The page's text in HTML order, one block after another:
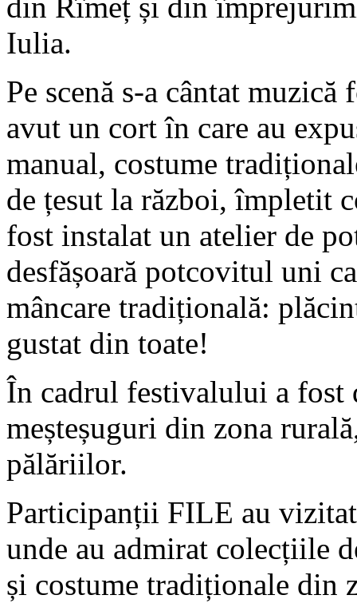
din Rîmeț și din
Iulia.
Pe scenă s-a cântat
avut un cort în care au
manual, costume
de țesut la război, împletit
fost instalat un atelier de
desfășoară potcovitul uni
mâncare tradițională:
gustat din toate!
În cadrul festivalului a fost
meșteșuguri din zona
pălăriilor.
Participanții FILE au
unde au admirat colecțiile
și costume tradiționale din